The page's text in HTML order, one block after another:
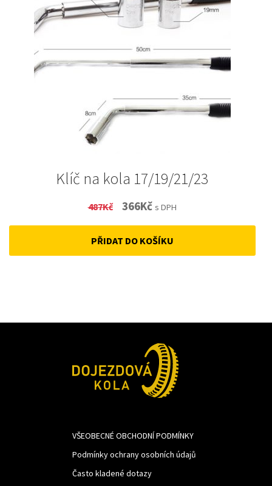
Klíč na kola 17/19/21/23
487Kč
Original
price
was:
366KčCurrent
price
is:
s DPH
PŘIDAT DO KOŠÍKU
VŠEOBECNÉ OBCHODNÍ PODMÍNKY
Podmínky ochrany osobních údajů
Často kladené dotazy